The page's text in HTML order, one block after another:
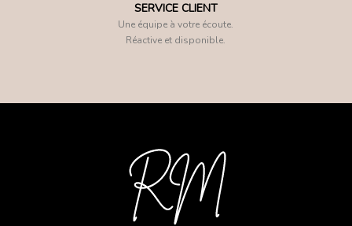
SERVICE CLIENT
Une équipe à votre écoute.
Réactive et disponible.